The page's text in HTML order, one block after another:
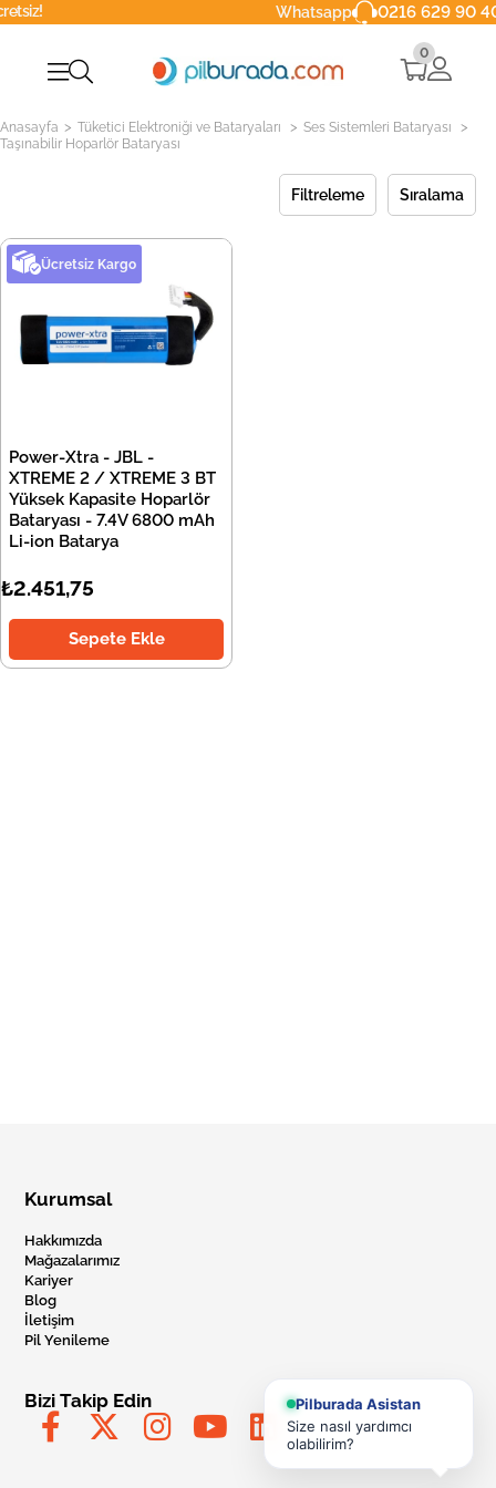
Whatsapp 0216 629 90 40
0
Anasayfa > Tüketici Elektroniği ve Bataryaları > Ses Sistemleri Bataryası >
Taşınabilir Hoparlör Bataryası
Filtreleme Sıralama
Ücretsiz Kargo
Power-Xtra - JBL -
XTREME 2 / XTREME 3 BT
Yüksek Kapasite Hoparlör
Bataryası - 7.4V 6800 mAh
Li-ion Batarya
₺2.451,75
Sepete Ekle
Kurumsal
Hakkımızda
Mağazalarımız
Kariyer
Blog
İletişim
Pil Yenileme
Bizi Takip Edin
Pilburada Asistan
Size nasıl yardımcı
olabilirim?